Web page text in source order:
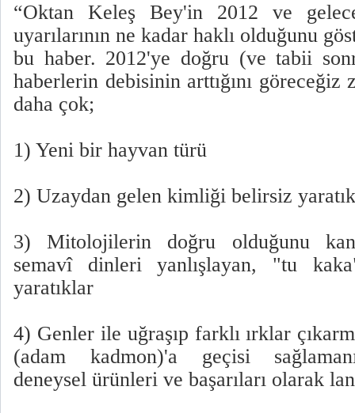
“Oktan Keleş Bey'in 2012 ve
uyarılarının ne kadar haklı olduğunu
bu haber. 2012'ye doğru (ve tabii
haberlerin debisinin arttığını
daha çok;
1) Yeni bir hayvan türü
2) Uzaydan gelen kimliği belirsiz
3) Mitolojilerin doğru olduğunu
semavî dinleri yanlışlayan, "tu
yaratıklar
4) Genler ile uğraşıp farklı ırklar
(adam kadmon)'a geçisi
deneysel ürünleri ve başarıları olarak